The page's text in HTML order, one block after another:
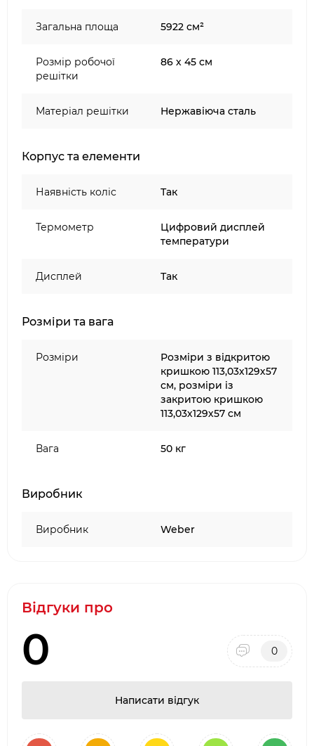
2 інтегровані порти харчового зонда з 2
Додаток Weber Connect® забезпечує
віддалений моніторинг і керування
Загальна площа 5922 см²
Розмір робочої
решітки
86 х 45 см
Матеріал решітки Нержавіюча сталь
Корпус та елементи
Наявність коліс Так
Термометр
Цифровий дисплей
температури
Дисплей Так
Розміри та вага
Розміри
Розміри з відкритою
кришкою 113,03х129х57
см, розміри із
закритою кришкою
113,03х129х57 см
Вага 50 кг
Виробник
Виробник Weber
Відгуки про
0 0
Написати відгук